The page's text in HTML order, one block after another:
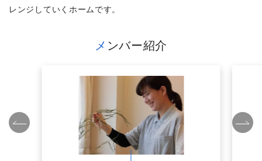
レンジしていくホームです。
メンバー紹介